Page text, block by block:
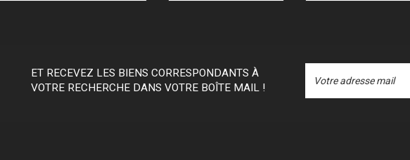
ET RECEVEZ LES BIENS CORRESPONDANTS À
VOTRE RECHERCHE DANS VOTRE BOÎTE MAIL !